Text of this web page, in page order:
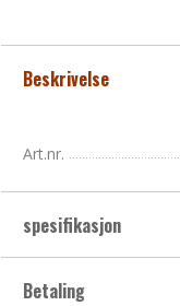
Beskrivelse
Art.nr.
spesifikasjon
Betaling